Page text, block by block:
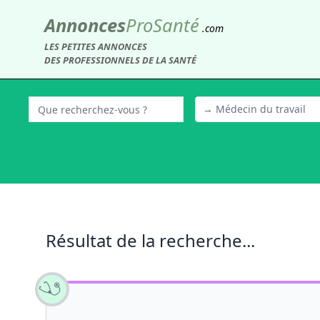
AnnoncesProSanté .com
LES PETITES ANNONCES
DES PROFESSIONNELS DE LA SANTÉ
→ Médecin du travail
Résultat de la recherche...